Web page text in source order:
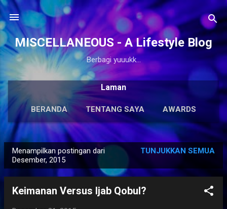
Langsung ke konten utama
MISCELLANEOUS - A Lifestyle Blog
Berbagi yuuukk...
Laman
BERANDA TENTANG SAYA AWARDS
ANTOLOGI LAINNYA… KARYA SOLO
o
Menampilkan postingan dari
Desember, 2015
TUNJUKKAN SEMUA
Keimanan Versus Ijab Qobul?